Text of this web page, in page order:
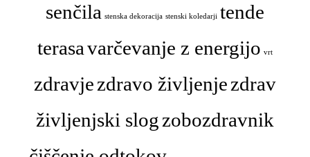
senčila stenska dekoracija stenski koledarji tende
terasavarčevanje z energijo vrt
zdravjezdravo življenjezdrav
življenjski slogzobozdravnik